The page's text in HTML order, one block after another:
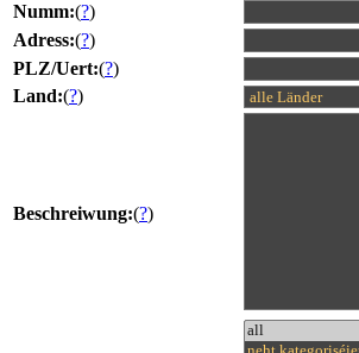
Numm:(?)
Adress:(?)
PLZ/Uert:(?)
Land:(?)
Beschreiwung:(?)